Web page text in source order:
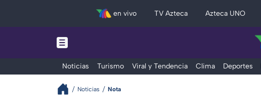
en vivo TV Azteca Azteca UNO
Noticias Turismo Viral y Tendencia Clima Deportes
Noticias Nota